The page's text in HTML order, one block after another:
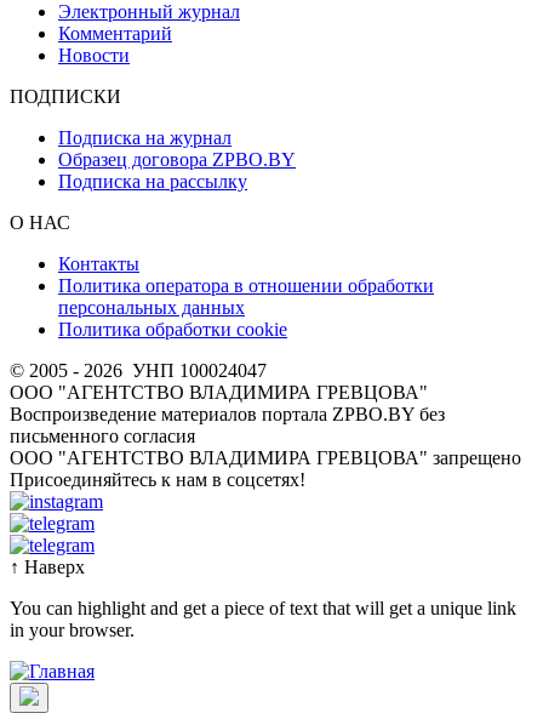
Электронный журнал
Комментарий
Новости
ПОДПИСКИ
Подписка на журнал
Образец договора ZPBO.BY
Подписка на рассылку
О НАС
Контакты
Политика оператора в отношении обработки
персональных данных
Политика обработки cookie
© 2005 - 2026 УНП 100024047
ООО "АГЕНТСТВО ВЛАДИМИРА ГРЕВЦОВА"
Воспроизведение материалов портала ZPBO.BY без
письменного согласия
OOO "АГЕНТСТВО ВЛАДИМИРА ГРЕВЦОВА" запрещено
Присоединяйтесь к нам в соцсетях!
↑ Наверх
You can highlight and get a piece of text that will get a unique link
in your browser.